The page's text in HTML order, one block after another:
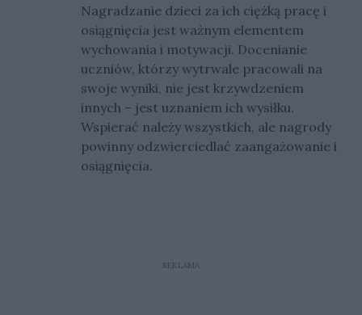
Nagradzanie dzieci za ich ciężką pracę i
osiągnięcia jest ważnym elementem
wychowania i motywacji. Docenianie
uczniów, którzy wytrwale pracowali na
swoje wyniki, nie jest krzywdzeniem
innych – jest uznaniem ich wysiłku.
Wspierać należy wszystkich, ale nagrody
powinny odzwierciedlać zaangażowanie i
osiągnięcia.
REKLAMA